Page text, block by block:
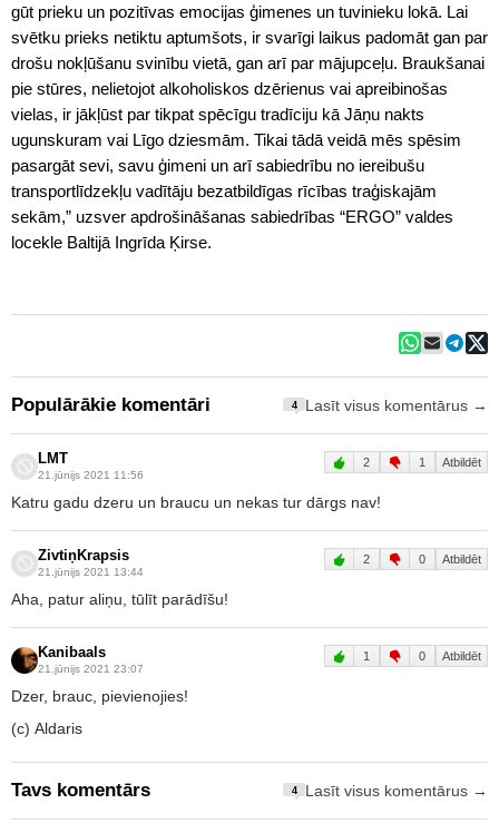
gūt prieku un pozitīvas emocijas ģimenes un tuvinieku lokā. Lai
svētku prieks netiktu aptumšots, ir svarīgi laikus padomāt gan par
drošu nokļūšanu svinību vietā, gan arī par mājupceļu. Braukšanai
pie stūres, nelietojot alkoholiskos dzērienus vai apreibinošas
vielas, ir jākļūst par tikpat spēcīgu tradīciju kā Jāņu nakts
ugunskuram vai Līgo dziesmām. Tikai tādā veidā mēs spēsim
pasargāt sevi, savu ģimeni un arī sabiedrību no iereibušu
transportlīdzekļu vadītāju bezatbildīgas rīcības traģiskajām
sekām,” uzsver apdrošināšanas sabiedrības “ERGO” valdes
locekle Baltijā Ingrīda Ķirse.
Populārākie komentāri 4 Lasīt visus komentārus →
LMT
21.jūnijs 2021 11:56
2 1 Atbildēt
Katru gadu dzeru un braucu un nekas tur dārgs nav!
ZivtiņKrapsis
21.jūnijs 2021 13:44
2 0 Atbildēt
Aha, patur aliņu, tūlīt parādīšu!
Kanibaals
21.jūnijs 2021 23:07
1 0 Atbildēt
Dzer, brauc, pievienojies!
(c) Aldaris
Tavs komentārs 4 Lasīt visus komentārus →